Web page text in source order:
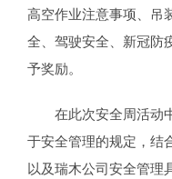
高空作业注意事项、吊
全、驾驶安全、新冠防
予奖励。
在此次安全周活动
于安全管理的规定，结
以及瑞木公司安全管理